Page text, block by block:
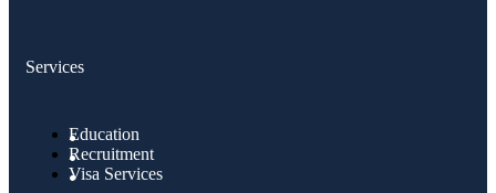
Services
Education
Recruitment
Visa Services